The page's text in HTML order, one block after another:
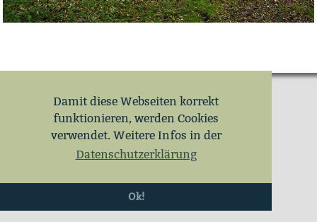
Damit diese Webseiten korrekt
funktionieren, werden Cookies
verwendet. Weitere Infos in der
Datenschutzerklärung
Ok!